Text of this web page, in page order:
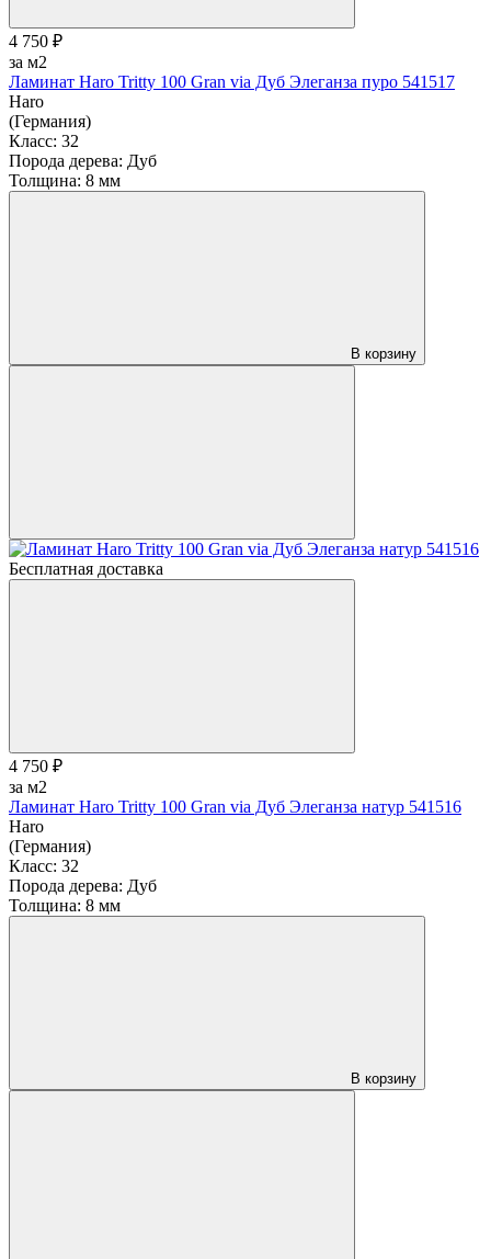
4 750 ₽
за м2
Ламинат Haro Tritty 100 Gran via Дуб Элеганза пуро 541517
Haro
(Германия)
Класс: 32
Порода дерева: Дуб
Толщина: 8 мм
В корзину
Бесплатная доставка
4 750 ₽
за м2
Ламинат Haro Tritty 100 Gran via Дуб Элеганза натур 541516
Haro
(Германия)
Класс: 32
Порода дерева: Дуб
Толщина: 8 мм
В корзину